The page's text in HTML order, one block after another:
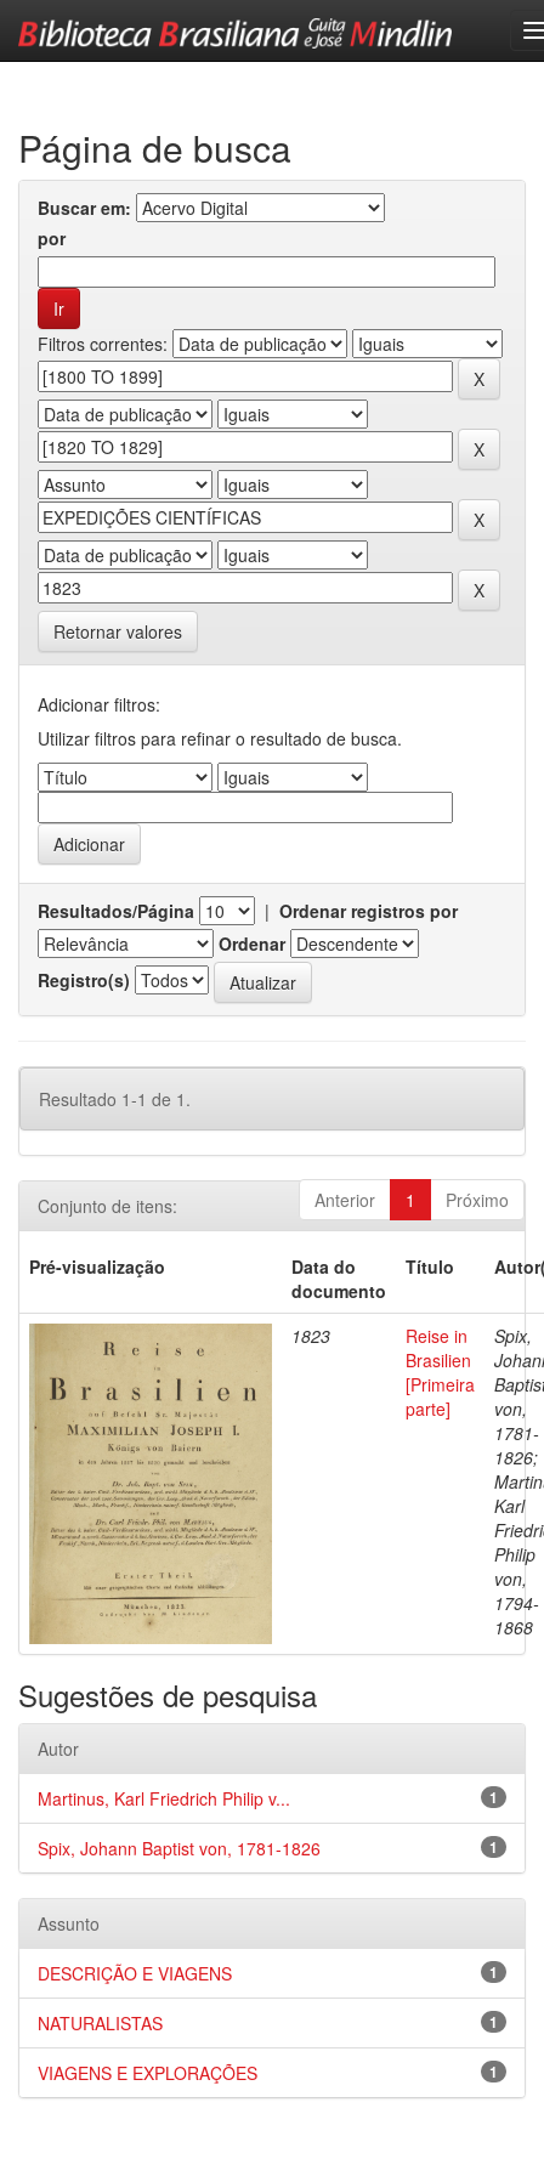
Página de busca
Buscar em:
por
Filtros correntes:
Retornar valores
Adicionar filtros:
Utilizar filtros para refinar o resultado de busca.
Resultados/Página | Ordenar registros por
Ordenar
Registro(s)
Resultado 1-1 de 1.
Anterior 1 Próximo
Conjunto de itens:
Pré-visualização
Data do
documento
Título
1823
Reise in
Brasilien
[Primeira
parte]
Spix,
von,
1781-
1826;
Karl
Philip
von,
1794-
1868
Sugestões de pesquisa
Autor
1
Martinus, Karl Friedrich Philip v...
1
Spix, Johann Baptist von, 1781-1826
Assunto
1
DESCRIÇÃO E VIAGENS
1
NATURALISTAS
1
VIAGENS E EXPLORAÇÕES